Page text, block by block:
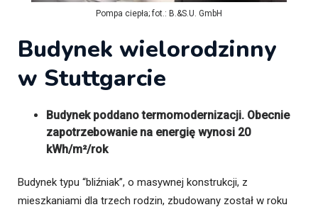
Pompa ciepła; fot.: B.&S.U. GmbH
Budynek wielorodzinny
w Stuttgarcie
Budynek poddano termomodernizacji. Obecnie
zapotrzebowanie na energię wynosi 20
kWh/m²/rok
Budynek typu “bliźniak”, o masywnej konstrukcji, z
mieszkaniami dla trzech rodzin, zbudowany został w roku